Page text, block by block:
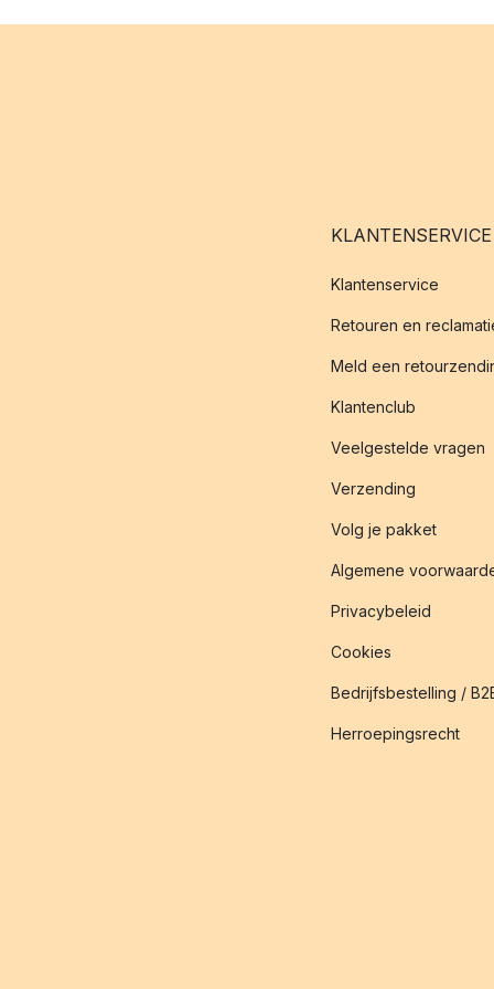
KLANTENSERVICE
Klantenservice
Retouren en
Meld een
Klantenclub
Veelgestelde vragen
Verzending
Volg je pakket
Algemene
Privacybeleid
Cookies
Bedrijfsbestelling /
Herroepingsrecht